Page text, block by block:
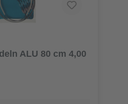
ALU 80 cm 4,00